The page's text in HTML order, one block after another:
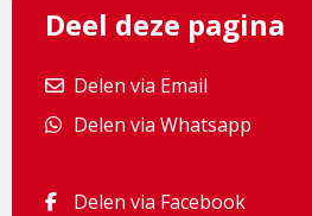
Deel deze pagina
Delen via Email
Delen via Email
Delen via Whatsapp
Delen via Whatsapp
Delen via Facebook
Delen via Facebook